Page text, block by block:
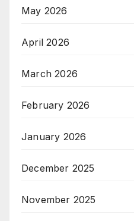
May 2026
April 2026
March 2026
February 2026
January 2026
December 2025
November 2025